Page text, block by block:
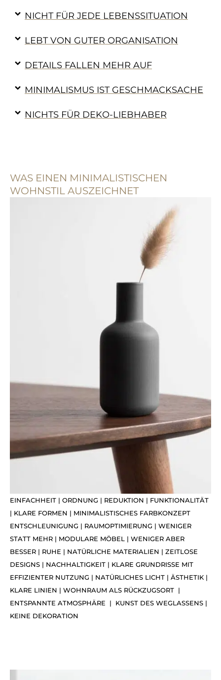
NICHT FÜR JEDE LEBENSSITUATION
LEBT VON GUTER ORGANISATION
DETAILS FALLEN MEHR AUF
MINIMALISMUS IST GESCHMACKSACHE
NICHTS FÜR DEKO-LIEBHABER
WAS EINEN MINIMALISTISCHEN
WOHNSTIL AUSZEICHNET
EINFACHHEIT | ORDNUNG | REDUKTION | FUNKTIONALITÄT
| KLARE FORMEN | MINIMALISTISCHES FARBKONZEPT
ENTSCHLEUNIGUNG | RAUMOPTIMIERUNG | WENIGER
STATT MEHR | MODULARE MÖBEL | WENIGER ABER
BESSER | RUHE | NATÜRLICHE MATERIALIEN | ZEITLOSE
DESIGNS | NACHHALTIGKEIT | KLARE GRUNDRISSE MIT
EFFIZIENTER NUTZUNG | NATÜRLICHES LICHT | ÄSTHETIK |
KLARE LINIEN | WOHNRAUM ALS RÜCKZUGSORT |
ENTSPANNTE ATMOSPHÄRE | KUNST DES WEGLASSENS |
KEINE DEKORATION